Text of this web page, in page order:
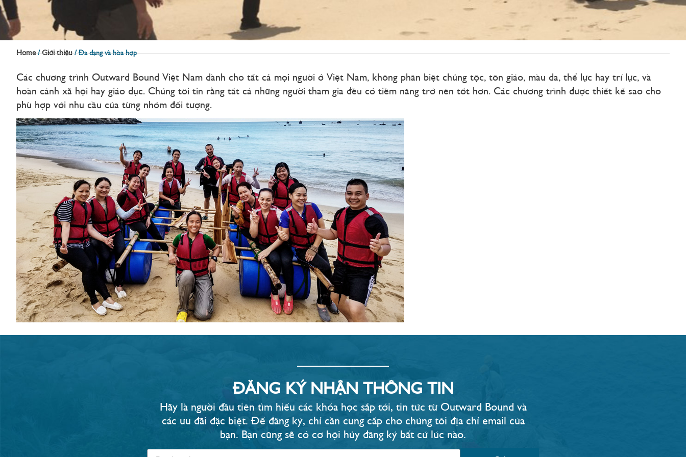
Home/Giới thiệu/Đa dạng và hòa hợp
Các chương trình Outward Bound Việt Nam dành cho tất cả mọi người ở Việt Nam, không phân biệt chủng tộc, tôn giáo, màu da, thể lực hay trí lực, và
hoàn cảnh xã hội hay giáo dục. Chúng tôi tin rằng tất cả những người tham gia đều có tiềm năng trở nên tốt hơn. Các chương trình được thiết kế sao cho
phù hợp với nhu cầu của từng nhóm đối tượng.
ĐĂNG KÝ NHẬN THÔNG TIN
Hãy là người đầu tiên tìm hiểu các khóa học sắp tới, tin tức từ Outward Bound và
các ưu đãi đặc biệt. Để đăng ký, chỉ cần cung cấp cho chúng tôi địa chỉ email của
bạn. Bạn cũng sẽ có cơ hội hủy đăng ký bất cứ lúc nào.​